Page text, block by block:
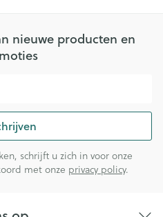
nieuwe producten en
schrijft u zich in voor onze
met onze privacy policy.